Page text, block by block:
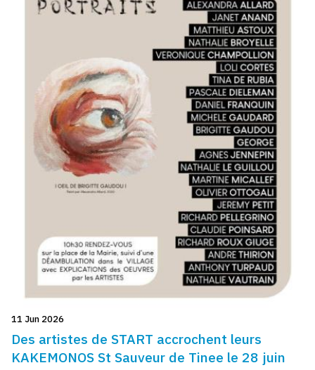
11 Jun 2026
Des artistes de START accrochent leurs
KAKEMONOS St Sauveur de Tinee le 28 juin